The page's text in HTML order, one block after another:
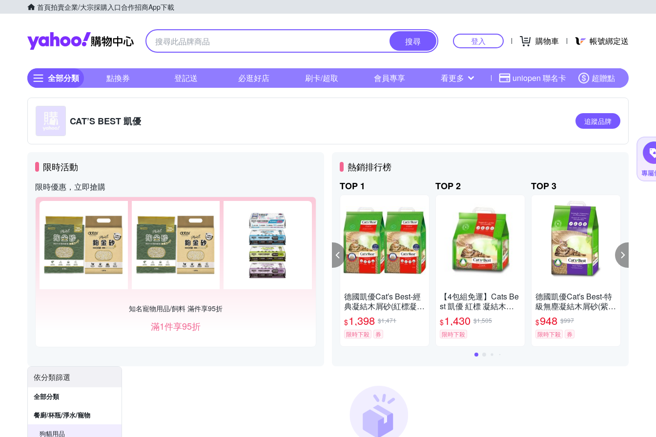
首頁拍賣企業/大宗採購入口合作招商App下載
Yahoo購物中心
搜尋 登入 購物車 帳號綁定送
全部分類 點換券 登記送 必逛好店 刷卡/超取 會員專享 看更多 uniopen 聯名卡 超贈點
CAT’S BEST 凱優 追蹤品牌
限時活動
限時優惠，立即搶購
知名寵物用品/飼料 滿件享95折
滿1件享95折
熱銷排行榜
TOP 1
德國凱優Cat′s Best-經
典凝結木屑砂(紅標凝結
型) 8.6kg｜20L x 2入組
$1,398 $1,471
限時下殺
券
TOP 2
【4包組免運】Cats Be
st 凱優 紅標 凝結木屑
砂 4.3Kg(10L) 環保木
屑砂 貓砂『寵喵樂旗艦
店』
$1,430 $1,505
限時下殺
TOP 3
德國凱優Cat′s Best-特
級無塵凝結木屑砂(紫標
凝結型) 10kg｜20L
$948 $997
限時下殺
券
依分類篩選
全部分類
餐廚/杯瓶/淨水/寵物
狗貓用品